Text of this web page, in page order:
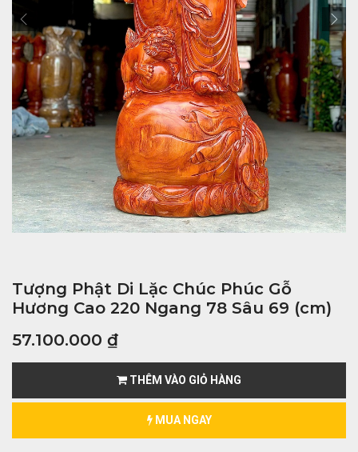
Tượng Phật Di Lặc Chúc Phúc Gỗ
Hương Cao 220 Ngang 78 Sâu 69 (cm)
57.100.000 ₫
THÊM VÀO GIỎ HÀNG
MUA NGAY